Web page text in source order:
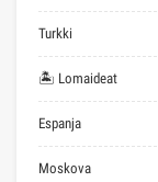
Turkki
🏝 Lomaideat
Espanja
Moskova